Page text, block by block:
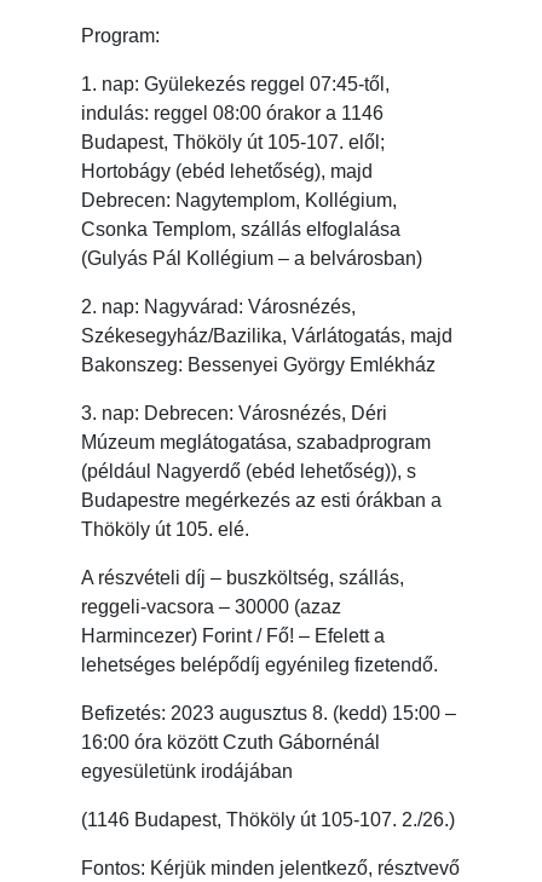
Program:
1. nap: Gyülekezés reggel 07:45-től,
indulás: reggel 08:00 órakor a 1146
Budapest, Thököly út 105-107. elől;
Hortobágy (ebéd lehetőség), majd
Debrecen: Nagytemplom, Kollégium,
Csonka Templom, szállás elfoglalása
(Gulyás Pál Kollégium – a belvárosban)
2. nap: Nagyvárad: Városnézés,
Székesegyház/Bazilika, Várlátogatás, majd
Bakonszeg: Bessenyei György Emlékház
3. nap: Debrecen: Városnézés, Déri
Múzeum meglátogatása, szabadprogram
(például Nagyerdő (ebéd lehetőség)), s
Budapestre megérkezés az esti órákban a
Thököly út 105. elé.
A részvételi díj – buszköltség, szállás,
reggeli-vacsora – 30000 (azaz
Harmincezer) Forint / Fő! – Efelett a
lehetséges belépődíj egyénileg fizetendő.
Befizetés: 2023 augusztus 8. (kedd) 15:00 –
16:00 óra között Czuth Gábornénál
egyesületünk irodájában
(1146 Budapest, Thököly út 105-107. 2./26.)
Fontos: Kérjük minden jelentkező, résztvevő